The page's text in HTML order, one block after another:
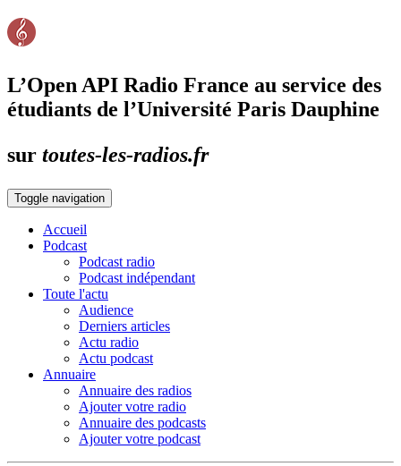
L’Open API Radio France au service des
étudiants de l’Université Paris Dauphine
sur toutes-les-radios.fr
Toggle navigation
Accueil
Podcast
Podcast radio
Podcast indépendant
Toute l'actu
Audience
Derniers articles
Actu radio
Actu podcast
Annuaire
Annuaire des radios
Ajouter votre radio
Annuaire des podcasts
Ajouter votre podcast